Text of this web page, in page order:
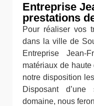
Entreprise
prestations
Pour réaliser vos
dans la ville de
Entreprise Jean-
matériaux de
notre disposition
Disposant
domaine, nous